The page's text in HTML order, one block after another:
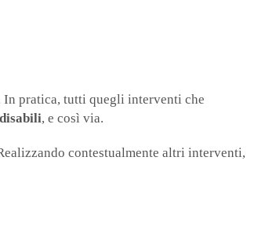
In pratica, tutti quegli interventi che
, e così via.
contestualmente altri interventi,